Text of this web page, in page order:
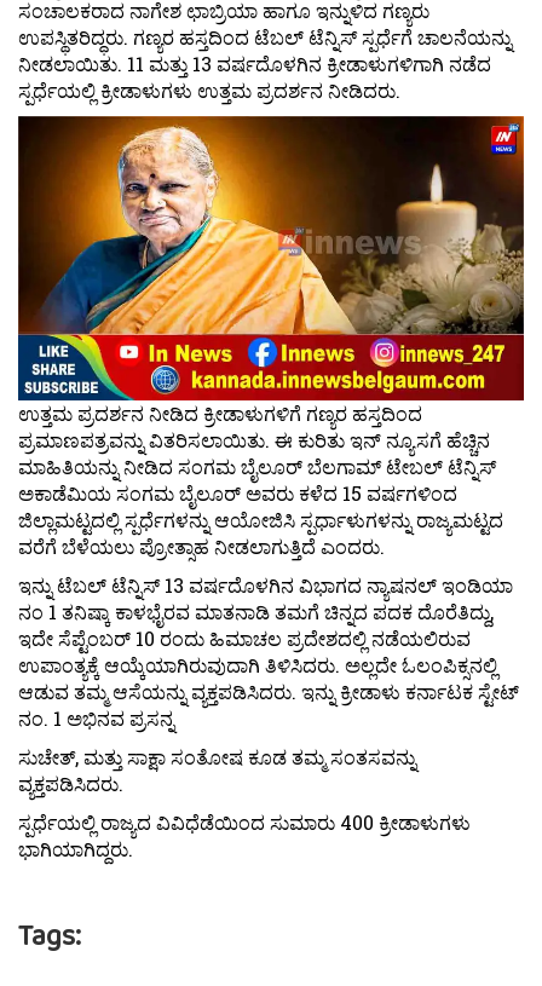
ಸಂಚಾಲಕರಾದ ನಾಗೇಶ ಛಾಬ್ರಿಯಾ ಹಾಗೂ ಇನ್ನುಳಿದ ಗಣ್ಯರು
ಉಪಸ್ಥಿತರಿದ್ಧರು. ಗಣ್ಯರ ಹಸ್ತದಿಂದ ಟೆಬಲ್ ಟೆನ್ನಿಸ್ ಸ್ಪರ್ಧೆಗೆ ಚಾಲನೆಯನ್ನು
ನೀಡಲಾಯಿತು. 11 ಮತ್ತು 13 ವರ್ಷದೊಳಗಿನ ಕ್ರೀಡಾಳುಗಳಿಗಾಗಿ ನಡೆದ
ಸ್ಪರ್ಧೆಯಲ್ಲಿ ಕ್ರೀಡಾಳುಗಳು ಉತ್ತಮ ಪ್ರದರ್ಶನ ನೀಡಿದರು.
ಉತ್ತಮ ಪ್ರದರ್ಶನ ನೀಡಿದ ಕ್ರೀಡಾಳುಗಳಿಗೆ ಗಣ್ಯರ ಹಸ್ತದಿಂದ
ಪ್ರಮಾಣಪತ್ರವನ್ನು ವಿತರಿಸಲಾಯಿತು. ಈ ಕುರಿತು ಇನ್ ನ್ಯೂಸಗೆ ಹೆಚ್ಚಿನ
ಮಾಹಿತಿಯನ್ನು ನೀಡಿದ ಸಂಗಮ ಬೈಲೂರ್ ಬೆಲಗಾಮ್ ಟೇಬಲ್ ಟೆನ್ನಿಸ್
ಅಕಾಡೆಮಿಯ ಸಂಗಮ ಬೈಲೂರ್ ಅವರು ಕಳೆದ 15 ವರ್ಷಗಳಿಂದ
ಜಿಲ್ಲಾಮಟ್ಟದಲ್ಲಿ ಸ್ಪರ್ಧೆಗಳನ್ನು ಆಯೋಜಿಸಿ ಸ್ಪರ್ಧಾಳುಗಳನ್ನು ರಾಜ್ಯಮಟ್ಟದ
ವರೆಗೆ ಬೆಳೆಯಲು ಪ್ರೋತ್ಸಾಹ ನೀಡಲಾಗುತ್ತಿದೆ ಎಂದರು.
ಇನ್ನು ಟೆಬಲ್ ಟೆನ್ನಿಸ್ 13 ವರ್ಷದೊಳಗಿನ ವಿಭಾಗದ ನ್ಯಾಷನಲ್ ಇಂಡಿಯಾ
ನಂ 1 ತನಿಷ್ಕಾ ಕಾಳಭೈರವ ಮಾತನಾಡಿ ತಮಗೆ ಚಿನ್ನದ ಪದಕ ದೊರೆತಿದ್ದು,
ಇದೇ ಸೆಪ್ಟೆಂಬರ್ 10 ರಂದು ಹಿಮಾಚಲ ಪ್ರದೇಶದಲ್ಲಿ ನಡೆಯಲಿರುವ
ಉಪಾಂತ್ಯಕ್ಕೆ ಆಯ್ಕೆಯಾಗಿರುವುದಾಗಿ ತಿಳಿಸಿದರು. ಅಲ್ಲದೇ ಓಲಂಪಿಕ್ಸನಲ್ಲಿ
ಆಡುವ ತಮ್ಮ ಆಸೆಯನ್ನು ವ್ಯಕ್ತಪಡಿಸಿದರು. ಇನ್ನು ಕ್ರೀಡಾಳು ಕರ್ನಾಟಕ ಸ್ಟೇಟ್
ನಂ. 1 ಅಭಿನವ ಪ್ರಸನ್ನ
ಸುಚೇತ್, ಮತ್ತು ಸಾಕ್ಷಾ ಸಂತೋಷ ಕೂಡ ತಮ್ಮ ಸಂತಸವನ್ನು
ವ್ಯಕ್ತಪಡಿಸಿದರು.
ಸ್ಪರ್ಧೆಯಲ್ಲಿ ರಾಜ್ಯದ ವಿವಿಧೆಡೆಯಿಂದ ಸುಮಾರು 400 ಕ್ರೀಡಾಳುಗಳು
ಭಾಗಿಯಾಗಿದ್ದರು.
Tags: